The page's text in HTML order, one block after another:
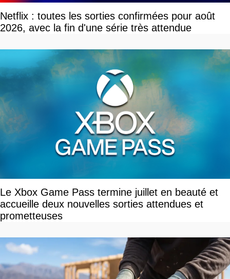
Netflix : toutes les sorties confirmées pour août
2026, avec la fin d'une série très attendue
Le Xbox Game Pass termine juillet en beauté et
accueille deux nouvelles sorties attendues et
prometteuses